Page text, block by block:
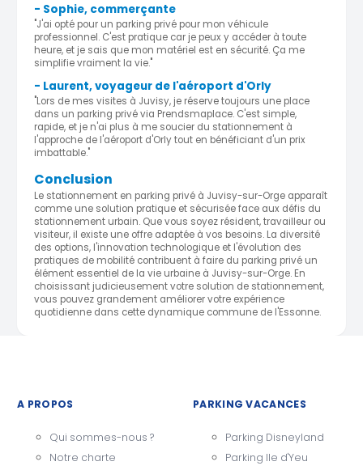
- Sophie, commerçante
"J'ai opté pour un parking privé pour mon véhicule
professionnel. C'est pratique car je peux y accéder à toute
heure, et je sais que mon matériel est en sécurité. Ça me
simplifie vraiment la vie."
- Laurent, voyageur de l'aéroport d'Orly
"Lors de mes visites à Juvisy, je réserve toujours une place
dans un parking privé via Prendsmaplace. C'est simple,
rapide, et je n'ai plus à me soucier du stationnement à
l'approche de l'aéroport d'Orly tout en bénéficiant d'un prix
imbattable."
Conclusion
Le stationnement en parking privé à Juvisy-sur-Orge apparaît
comme une solution pratique et sécurisée face aux défis du
stationnement urbain. Que vous soyez résident, travailleur ou
visiteur, il existe une offre adaptée à vos besoins. La diversité
des options, l'innovation technologique et l'évolution des
pratiques de mobilité contribuent à faire du parking privé un
élément essentiel de la vie urbaine à Juvisy-sur-Orge. En
choisissant judicieusement votre solution de stationnement,
vous pouvez grandement améliorer votre expérience
quotidienne dans cette dynamique commune de l'Essonne.
A PROPOS
Qui sommes-nous ?
Notre charte
PARKING VACANCES
Parking Disneyland
Parking Ile d'Yeu